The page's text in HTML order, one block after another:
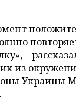
–
из
Украины
.